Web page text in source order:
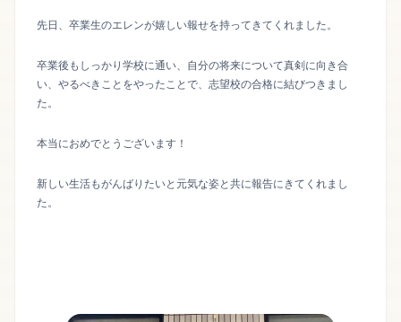
先日、卒業生のエレンが嬉しい報せを持ってきてくれました。
卒業後もしっかり学校に通い、自分の将来について真剣に向き合
い、やるべきことをやったことで、志望校の合格に結びつきまし
た。
本当におめでとうございます！
新しい生活もがんばりたいと元気な姿と共に報告にきてくれまし
た。